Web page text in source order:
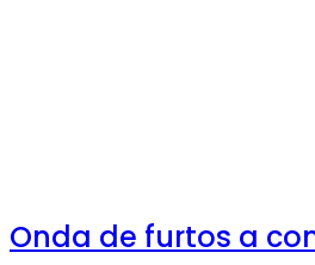
Onda de furtos a